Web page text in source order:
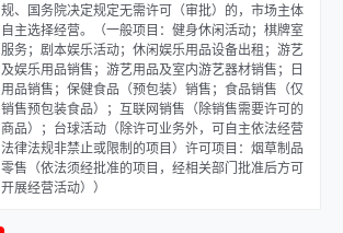
规、国务院决定规定无需许可（审批）的，市场主体
自主选择经营。（一般项目：健身休闲活动；棋牌室
服务；剧本娱乐活动；休闲娱乐用品设备出租；游艺
及娱乐用品销售；游艺用品及室内游艺器材销售；日
用品销售；保健食品（预包装）销售；食品销售（仅
销售预包装食品）；互联网销售（除销售需要许可的
商品）；台球活动（除许可业务外，可自主依法经营
法律法规非禁止或限制的项目）许可项目：烟草制品
零售（依法须经批准的项目，经相关部门批准后方可
开展经营活动））